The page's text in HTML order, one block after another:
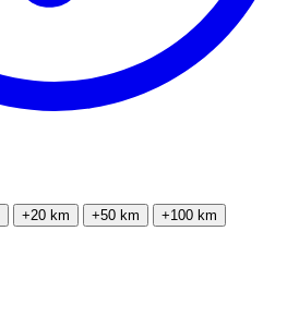
+20 km +50 km +100 km